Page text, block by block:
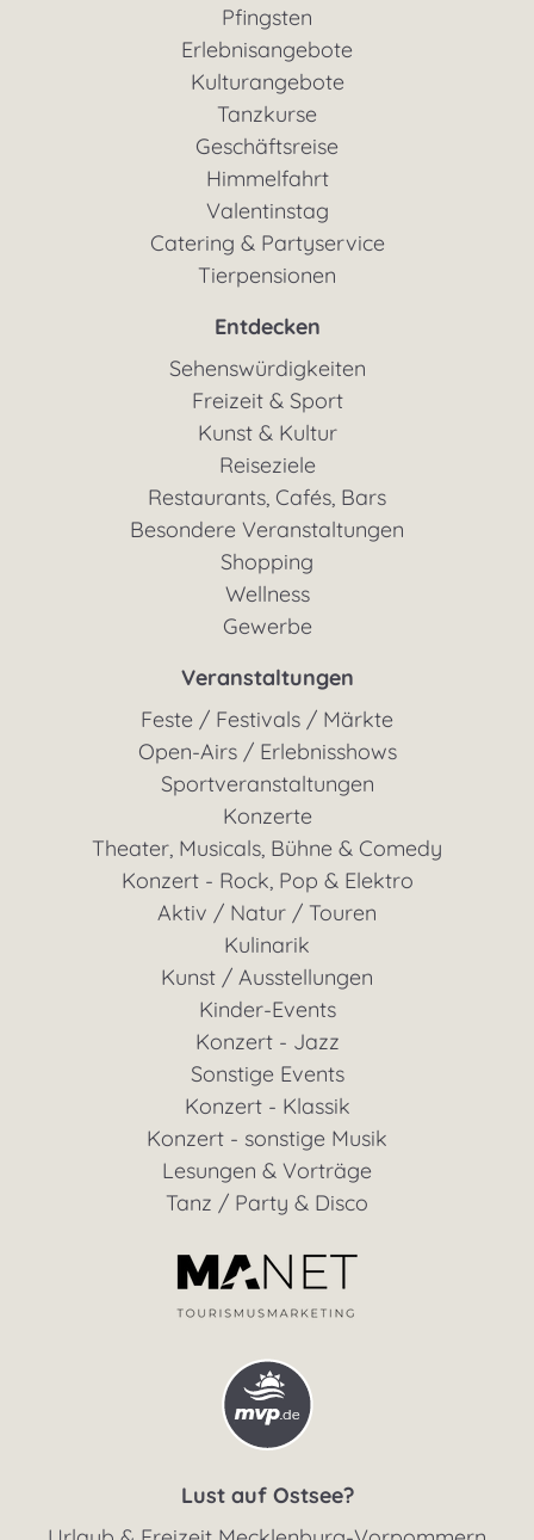
Pfingsten
Erlebnisangebote
Kulturangebote
Tanzkurse
Geschäftsreise
Himmelfahrt
Valentinstag
Catering & Partyservice
Tierpensionen
Entdecken
Sehenswürdigkeiten
Freizeit & Sport
Kunst & Kultur
Reiseziele
Restaurants, Cafés, Bars
Besondere Veranstaltungen
Shopping
Wellness
Gewerbe
Veranstaltungen
Feste / Festivals / Märkte
Open-Airs / Erlebnisshows
Sportveranstaltungen
Konzerte
Theater, Musicals, Bühne & Comedy
Konzert - Rock, Pop & Elektro
Aktiv / Natur / Touren
Kulinarik
Kunst / Ausstellungen
Kinder-Events
Konzert - Jazz
Sonstige Events
Konzert - Klassik
Konzert - sonstige Musik
Lesungen & Vorträge
Tanz / Party & Disco
Lust auf Ostsee?